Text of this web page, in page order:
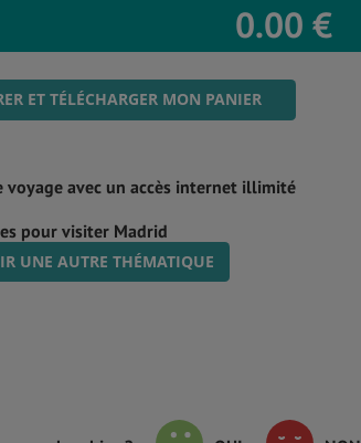
0.00 €
ET TÉLÉCHARGER MON PANIER
avec un accès internet illimité
pour visiter Madrid
UNE AUTRE THÉMATIQUE